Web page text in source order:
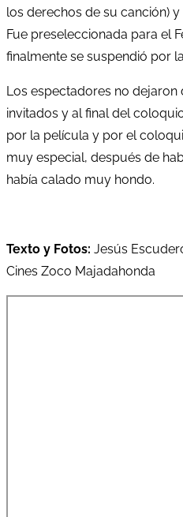
los derechos de su canción)
Fue preseleccionada para el
finalmente se suspendió por
Los espectadores no dejaron
invitados y al final del
por la película y por el
muy especial, después de
había calado muy hondo.
Texto y Fotos: Jesús
Cines Zoco Majadahonda